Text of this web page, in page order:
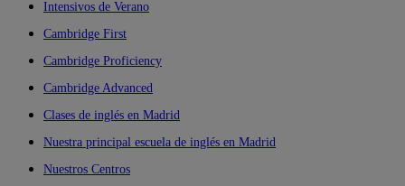
Intensivos de Verano
Cambridge First
Cambridge Proficiency
Cambridge Advanced
Clases de inglés en Madrid
Nuestra principal escuela de inglés en Madrid
Nuestros Centros